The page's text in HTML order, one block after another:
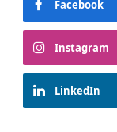
Facebook
Instagram
LinkedIn